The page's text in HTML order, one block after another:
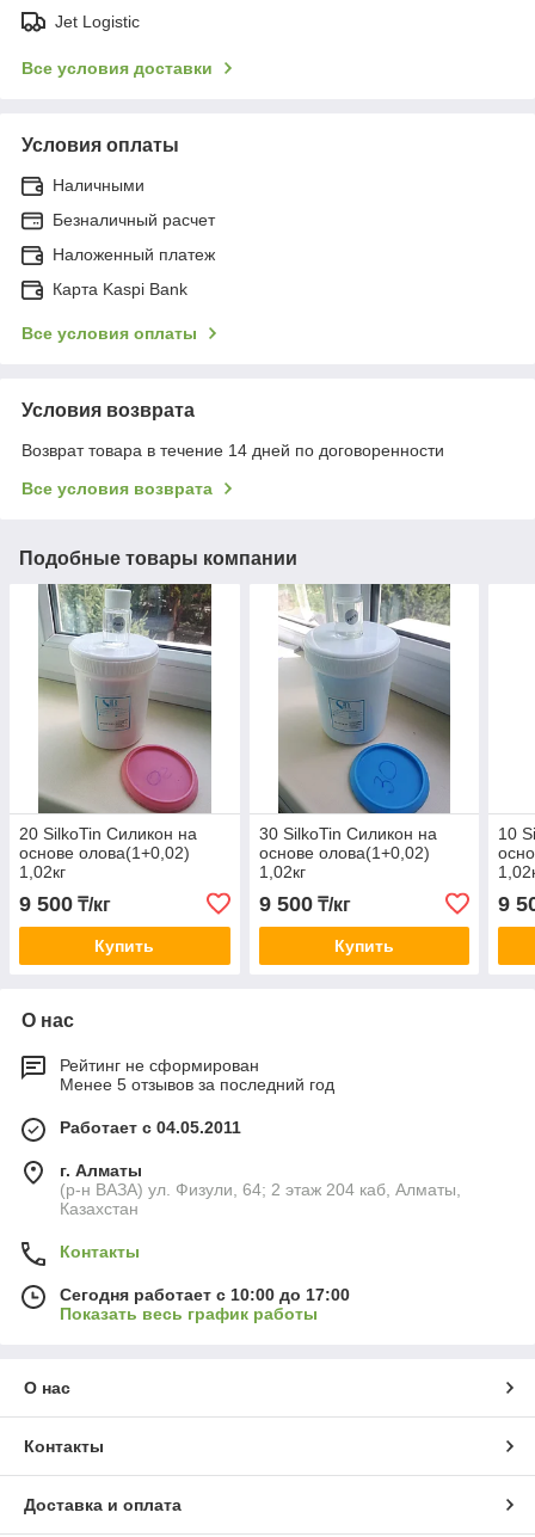
Jet Logistic
Все условия доставки
Условия оплаты
Наличными
Безналичный расчет
Наложенный платеж
Карта Kaspi Bank
Все условия оплаты
Условия возврата
Возврат товара в течение 14 дней по договоренности
Все условия возврата
Подобные товары компании
20 SilkoTin Силикон на
основе олова(1+0,02)
1,02кг
9 500 ₸/кг
Купить
30 SilkoTin Силикон на
основе олова(1+0,02)
1,02кг
9 500₸/кг
Купить
10
9
О нас
Рейтинг не сформирован
Менее 5 отзывов за последний год
Работает с 04.05.2011
г. Алматы
(р-н ВАЗА) ул. Физули, 64; 2 этаж 204 каб, Алматы,
Казахстан
Контакты
Сегодня работает с 10:00 до 17:00
Показать весь график работы
О нас
Контакты
Доставка и оплата